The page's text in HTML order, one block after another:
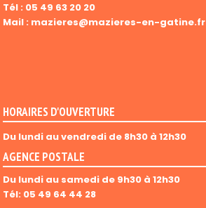
Tél : 05 49 63 20 20
Mail : mazieres@mazieres-en-gatine.fr
HORAIRES D'OUVERTURE
Du lundi au vendredi de 8h30 à 12h30
AGENCE POSTALE
Du lundi au samedi de 9h30 à 12h30
Tél: 05 49 64 44 28